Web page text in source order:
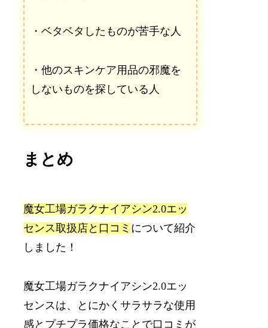
・ベタベタしたものが苦手な人
・他のスキンケア用品の邪魔を
しないものを探している人
まとめ
魔女工場ガラクナイアシン2.0エッ
センス取扱店と口コミ について紹介
しました！
魔女工場ガラクナイアシン2.0エッ
センスは、とにかくサラサラな使用
感とプチプラ価格なことで口コミが